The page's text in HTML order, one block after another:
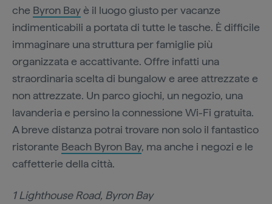
che Byron Bayè il luogo giusto per vacanze
indimenticabili a portata di tutte le tasche. È difficile
immaginare una struttura per famiglie più
organizzata e accattivante. Offre infatti una
straordinaria scelta di bungalow e aree attrezzate e
non attrezzate. Un parco giochi, un negozio, una
lavanderia e persino la connessione Wi-Fi gratuita.
A breve distanza potrai trovare non solo il fantastico
ristorante Beach Byron Bay, ma anche i negozi e le
caffetterie della città.
1 Lighthouse Road, Byron Bay